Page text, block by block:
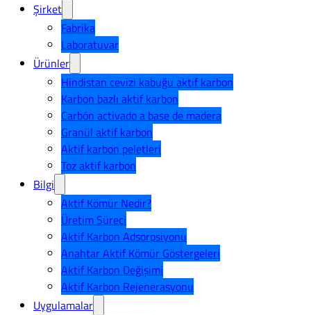
Şirket
Fabrika
Laboratuvar
Ürünler
Hindistan cevizi kabuğu aktif karbon
Karbon bazlı aktif karbon
Carbón activado a base de madera
Granül aktif karbon
Aktif karbon peletleri
Toz aktif karbon
Bilgi
Aktif Kömür Nedir?
Üretim Süreci
Aktif Karbon Adsorpsiyonu
Anahtar Aktif Kömür Göstergeleri
Aktif Karbon Değişimi
Aktif Karbon Rejenerasyonu
Uygulamalar